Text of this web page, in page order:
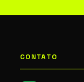
CONTATO